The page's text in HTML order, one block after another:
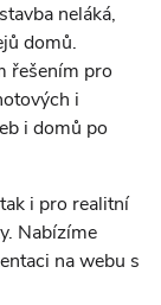
neláká,
domů.
řešením pro
i
i domů po
i pro realitní
Nabízíme
na webu s